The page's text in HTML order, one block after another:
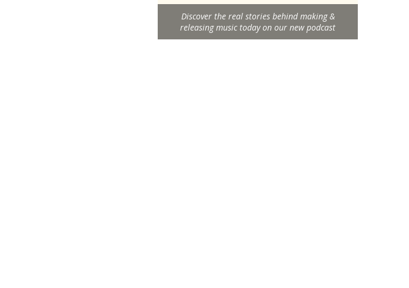
Discover the real stories behind making &
releasing music today on our new podcast